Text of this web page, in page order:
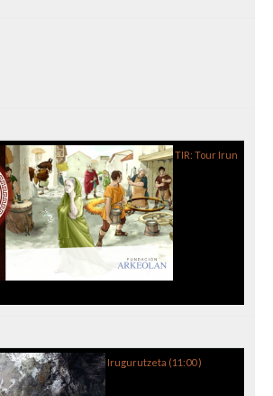
TIR: Tour Irun
Irugurutzeta (11:00)